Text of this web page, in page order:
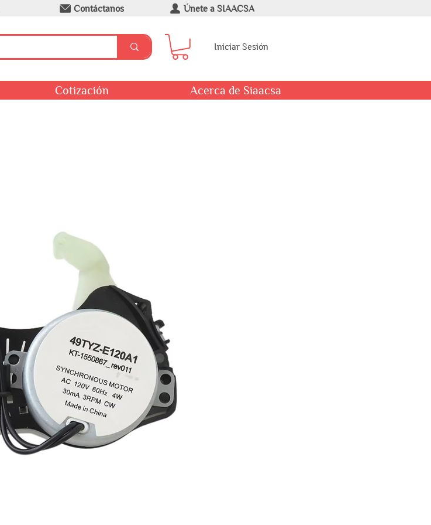
Contáctanos Únete a SIAACSA
Iniciar Sesión
Cotización Acerca de Siaacsa